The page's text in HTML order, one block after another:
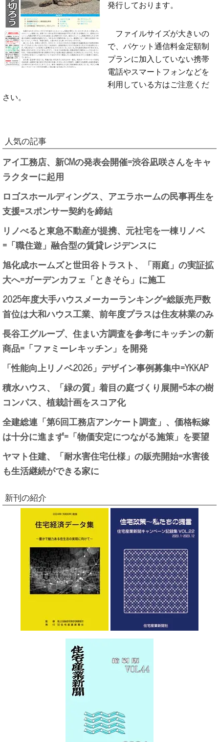
発行しております。
ファイルサイズが大きいの
で、パケット通信料金定額制
プランに加入していない携帯
電話やスマートフォンなどを
利用している方はご注意くだ
さい。
人気の記事
アイ工務店、新CMの発表会開催=渋谷凪咲さんをキャ
ラクターに起用
ロゴスホールディングス、アエラホームの民事再生を
支援=スポンサー契約を締結
リノべると東急不動産が提携、元社宅を一棟リノベ
=「職住遊」融合型の賃貸レジデンスに
旭化成ホームズと世田谷トラスト、「雨庭」の実証拡
大へ=ガーデンカフェ「ときそら」に施工
2025年度大手ハウスメーカーランキング=総販売戸数
首位は大和ハウス工業、前年度プラスは住友林業のみ
長谷工グループ、住まい方調査を参考にキッチンの新
商品=「ファミーレキッチン」を開発
「性能向上リノベ2026」デザイン事例募集中=YKKAP
積水ハウス、「緑の質」着目の庭づくり展開=5本の樹
コンパス、植栽計画をスコア化
全建総連「第6回工務店アンケート調査」、価格転嫁
は十分に進まず=「物価安定につながる施策」を要望
ヤマト住建、「耐水害住宅仕様」の販売開始=水害後
も生活継続ができる家に
新刊の紹介